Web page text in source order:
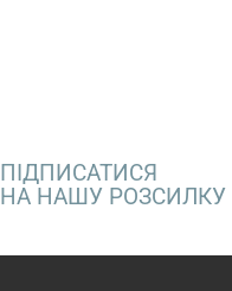
ПІДПИСАТИСЯ
НА НАШУ РОЗСИЛКУ